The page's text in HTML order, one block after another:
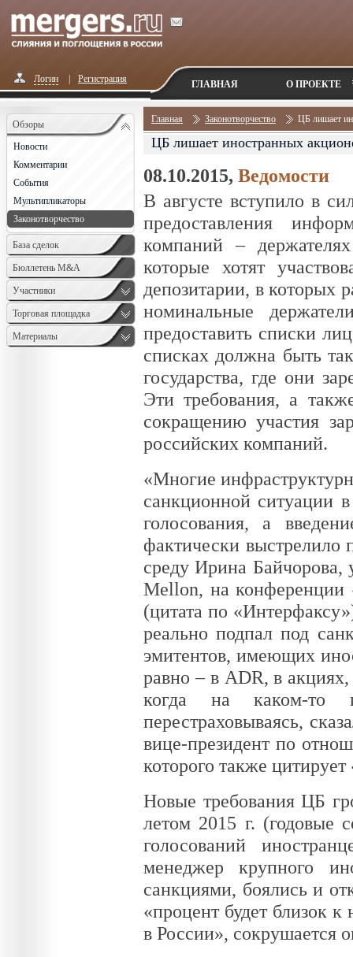
Логин Регистрация ГЛАВНАЯ О ПРОЕКТЕ
Обзоры
Новости
Комментарии
События
Мультипликаторы
Законотворчество
База сделок
Бюллетень M&A
Monthly
Участники
Торговая площадка
Материалы
Главная Законотворчество ЦБ лишает
ЦБ лишает иностранных
08.10.2015, Ведомости
В августе вступило в
предоставления
компаний –
которые хотят
депозитарии, в которых
номинальные
предоставить списки
списках должна быть
государства, где они
Эти требования, а
сокращению участия
российских компаний.
«Многие
санкционной ситуации
голосования, а
фактически выстрелило
среду Ирина
Mellon, на конференции
(цитата по
реально подпал под
эмитентов, имеющих
равно – в ADR, в
когда на каком-то
перестраховываясь,
вице-президент по
которого также
Новые требования ЦБ
летом 2015 г. (годовые
голосований
менеджер крупного
санкциями, боялись и
«процент будет близок
в России», сокрушается